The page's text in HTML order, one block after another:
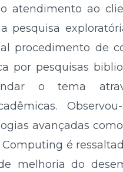
atendimento ao
pesquisa
procedimento de
por pesquisas
o tema
avançadas como
é
melhoria do